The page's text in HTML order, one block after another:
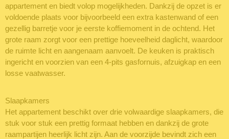
appartement en biedt volop mogelijkheden. Dankzij de opzet is er
voldoende plaats voor bijvoorbeeld een extra kastenwand of een
gezellig barretje voor je eerste koffiemoment in de ochtend. Het
grote raam zorgt voor een prettige hoeveelheid daglicht, waardoor
de ruimte licht en aangenaam aanvoelt. De keuken is praktisch
ingericht en voorzien van een 4-pits gasfornuis, afzuigkap en een
losse vaatwasser.
Slaapkamers
Het appartement beschikt over drie volwaardige slaapkamers, die
stuk voor stuk een prettig formaat hebben en dankzij de grote
raampartijen heerlijk licht zijn. Aan de voorzijde bevindt zich een